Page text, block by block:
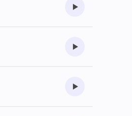
수강준비
수강준비
수강준비